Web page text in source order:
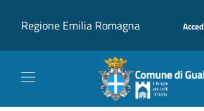
Regione Emilia Romagna